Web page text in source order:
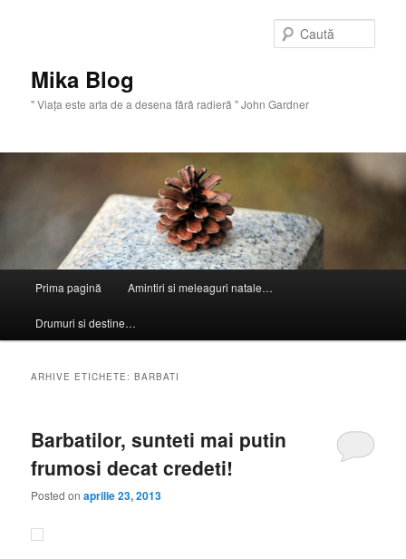
Mika Blog
" Viaţa este arta de a desena fără radieră " John Gardner
principal
Prima pagină Amintiri si meleaguri natale…
Drumuri si destine…
ARHIVE ETICHETE:BARBATI
Barbatilor, sunteti mai putin
frumosi decat credeti!
Posted onaprilie 23, 2013